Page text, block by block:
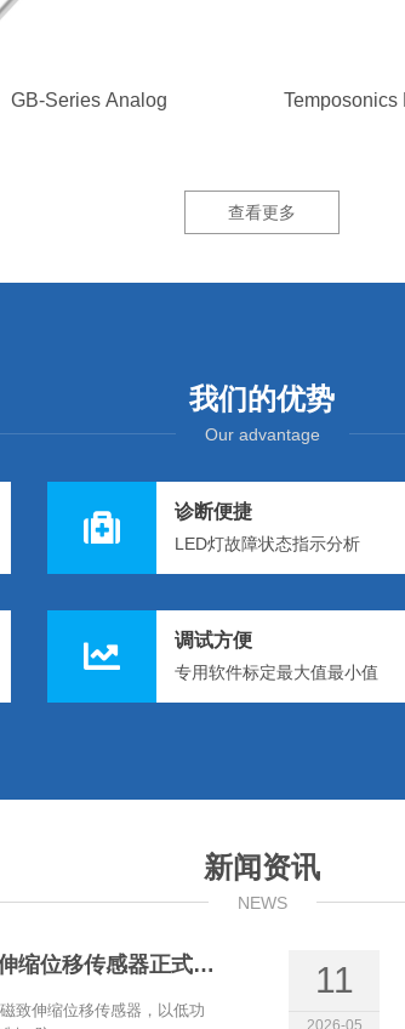
GB-Series Analog
Temposonics
查看更多
我们的优势
Our advantage
诊断便捷
LED灯故障状态指示分析
调试方便
专用软件标定最大值最小值
新闻资讯
NEWS
博尔森电流两线制+HART磁致伸缩位移传感器正式上线
致伸缩位移传感器，以低功
11